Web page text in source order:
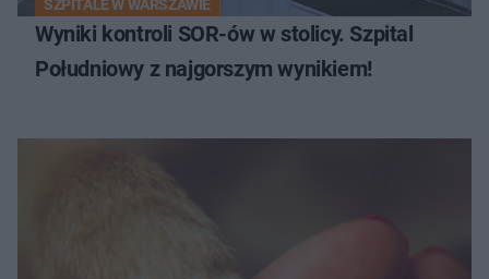
SZPITALE W WARSZAWIE
Wyniki kontroli SOR-ów w stolicy. Szpital
Południowy z najgorszym wynikiem!